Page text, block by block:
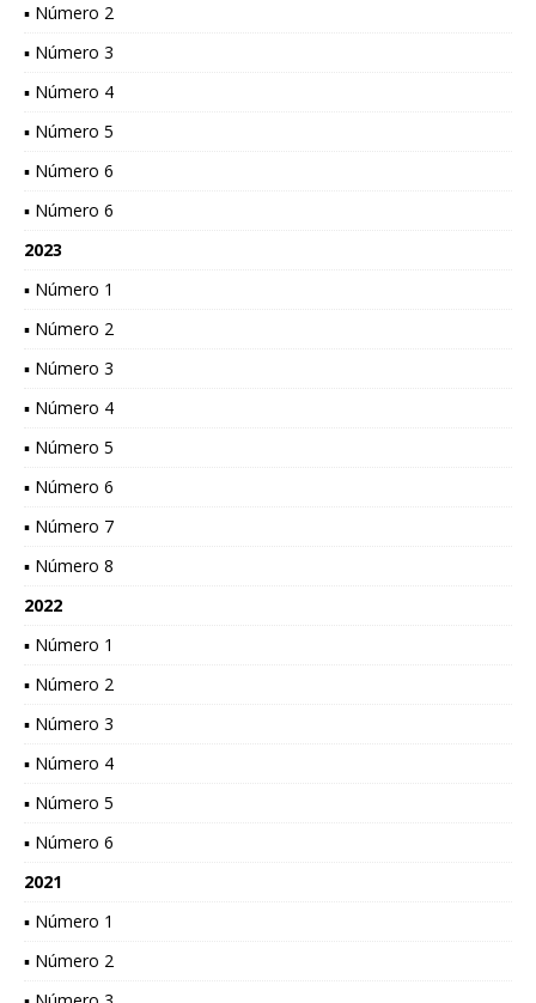
▪ Número 2
▪ Número 3
▪ Número 4
▪ Número 5
▪ Número 6
▪ Número 6
2023
▪ Número 1
▪ Número 2
▪ Número 3
▪ Número 4
▪ Número 5
▪ Número 6
▪ Número 7
▪ Número 8
2022
▪ Número 1
▪ Número 2
▪ Número 3
▪ Número 4
▪ Número 5
▪ Número 6
2021
▪ Número 1
▪ Número 2